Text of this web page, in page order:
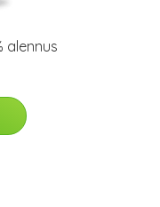
alennus